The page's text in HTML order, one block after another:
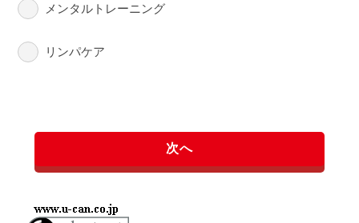
メンタルトレーニング
リンパケア
次へ